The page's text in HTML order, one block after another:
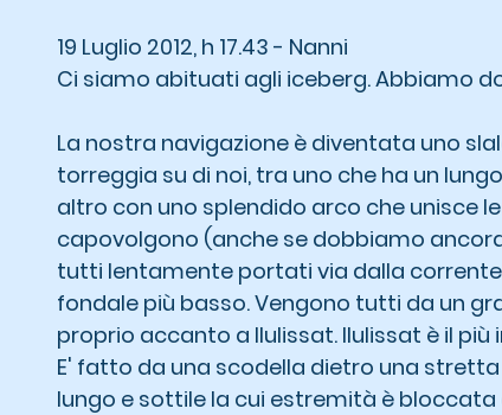
19 Luglio 2012, h 17.43 - Nanni
Ci siamo abituati agli iceberg. Abbiamo
La nostra navigazione è diventata uno
torreggia su di noi, tra uno che ha un
altro con uno splendido arco che unisce
capovolgono (anche se dobbiamo
tutti lentamente portati via dalla
fondale più basso. Vengono tutti da un
proprio accanto a Ilulissat. Ilulissat è il
E' fatto da una scodella dietro una
lungo e sottile la cui estremità è